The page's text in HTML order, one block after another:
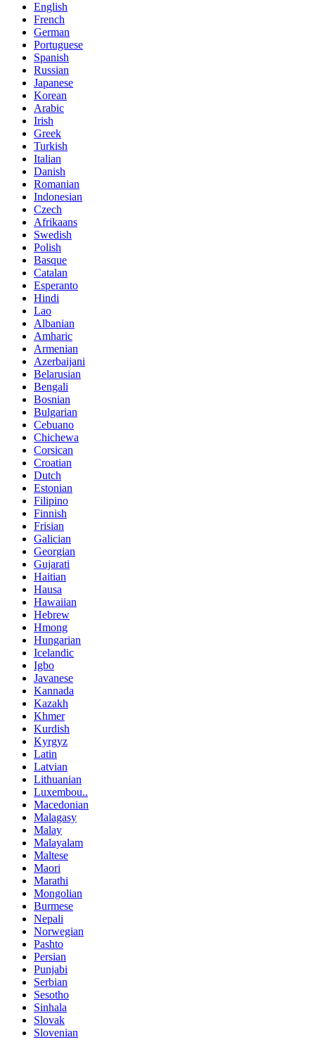
English
French
German
Portuguese
Spanish
Russian
Japanese
Korean
Arabic
Irish
Greek
Turkish
Italian
Danish
Romanian
Indonesian
Czech
Afrikaans
Swedish
Polish
Basque
Catalan
Esperanto
Hindi
Lao
Albanian
Amharic
Armenian
Azerbaijani
Belarusian
Bengali
Bosnian
Bulgarian
Cebuano
Chichewa
Corsican
Croatian
Dutch
Estonian
Filipino
Finnish
Frisian
Galician
Georgian
Gujarati
Haitian
Hausa
Hawaiian
Hebrew
Hmong
Hungarian
Icelandic
Igbo
Javanese
Kannada
Kazakh
Khmer
Kurdish
Kyrgyz
Latin
Latvian
Lithuanian
Luxembou..
Macedonian
Malagasy
Malay
Malayalam
Maltese
Maori
Marathi
Mongolian
Burmese
Nepali
Norwegian
Pashto
Persian
Punjabi
Serbian
Sesotho
Sinhala
Slovak
Slovenian